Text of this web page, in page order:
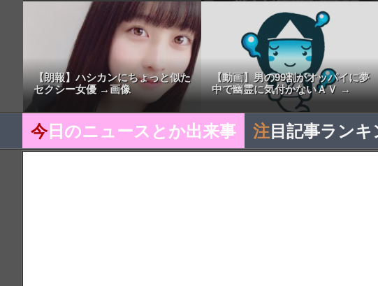
【朗報】ハシカンにちょっと似た
セクシー女優 →画像
【動画】男の99割がオッパイに夢
中で幽霊に気付かないＡＶ →
今日のニュースとか出来事 注 目記事ランキ